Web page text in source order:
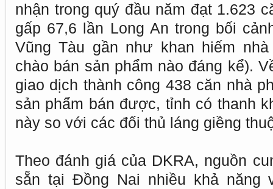
nhận trong quý đầu năm đạt 1.623
gấp 67,6 lần Long An trong bối
Vũng Tàu gần như khan hiếm
chào bán sản phẩm nào đáng kể).
giao dịch thành công 438 căn nhà
sản phẩm bán được, tỉnh có thanh
này so với các đối thủ láng giềng
Theo đánh giá của DKRA, nguồn
sẵn tại Đồng Nai nhiều khả năng